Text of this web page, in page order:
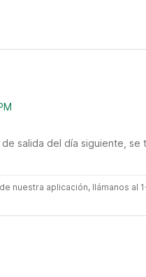
salida del día siguiente,
nuestra aplicación, llámanos